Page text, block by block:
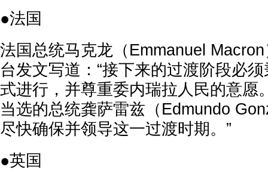
●法国
法国总统马克龙（Emmanuel
台发文写道：“接下来的过渡阶段必
式进行，并尊重委内瑞拉人民的意愿
当选的总统龚萨雷兹（Edmundo
尽快确保并领导这一过渡时期。”
●英国